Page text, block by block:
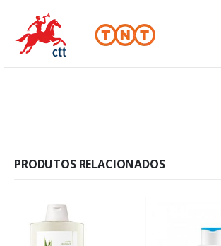
PRODUTOS RELACIONADOS